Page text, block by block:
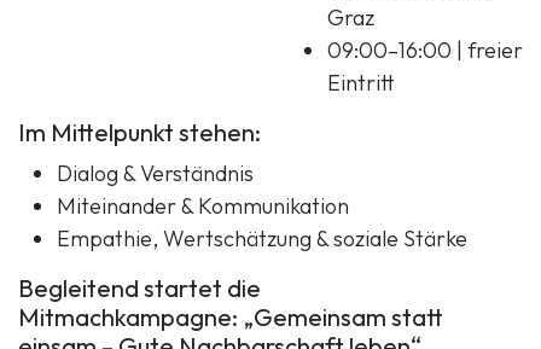
Graz
09:00–16:00 | freier
Eintritt
Im Mittelpunkt stehen:
Dialog & Verständnis
Miteinander & Kommunikation
Empathie, Wertschätzung & soziale Stärke
Begleitend startet die
Mitmachkampagne: „Gemeinsam statt